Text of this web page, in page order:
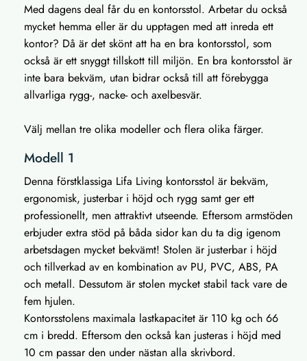
Med dagens deal får du en kontorsstol. Arbetar du också
mycket hemma eller är du upptagen med att inreda ett
kontor? Då är det skönt att ha en bra kontorsstol, som
också är ett snyggt tillskott till miljön. En bra kontorsstol är
inte bara bekväm, utan bidrar också till att förebygga
allvarliga rygg-, nacke- och axelbesvär.
Välj mellan tre olika modeller och flera olika färger.
Modell 1
Denna förstklassiga Lifa Living kontorsstol är bekväm,
ergonomisk, justerbar i höjd och rygg samt ger ett
professionellt, men attraktivt utseende. Eftersom armstöden
erbjuder extra stöd på båda sidor kan du ta dig igenom
arbetsdagen mycket bekvämt! Stolen är justerbar i höjd
och tillverkad av en kombination av PU, PVC, ABS, PA
och metall. Dessutom är stolen mycket stabil tack vare de
fem hjulen.
Kontorsstolens maximala lastkapacitet är 110 kg och 66
cm i bredd. Eftersom den också kan justeras i höjd med
10 cm passar den under nästan alla skrivbord.